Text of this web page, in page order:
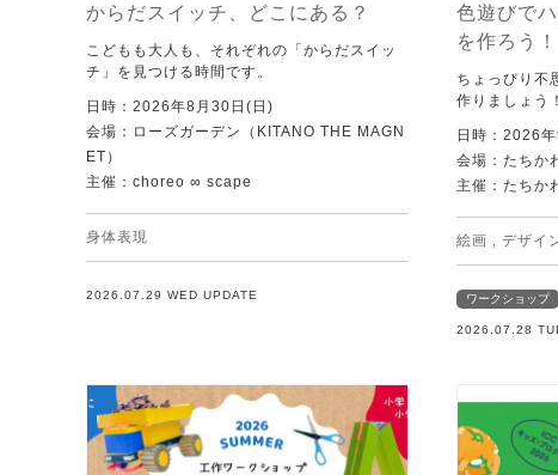
からだスイッチ、どこにある？
こどもも大人も、それぞれの「からだスイッ
チ」を見つける時間です。
日時：2026年8月30日(日)
会場：ローズガーデン（KITANO THE MAGN
ET）
主催：choreo ∞ scape
身体表現
2026.07.29 WED UPDATE
色遊びで
を作ろう！
ちょっぴり不
作りましょう！
日時：2026
会場：たちか
主催：たちか
絵画 デザイ
ワークショップ
2026.07.28